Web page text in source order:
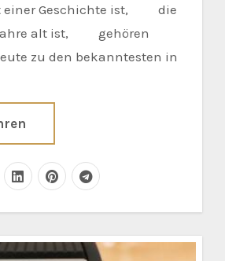
einer Geschichte ist, die
Jahre alt ist, gehören
zu den bekanntesten in